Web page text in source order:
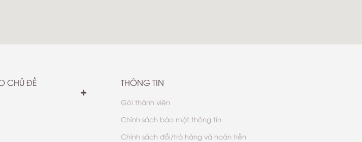
CHỦ ĐỀ THÔNG TIN
Gói thành viên
Chính sách bảo mật thông tin
Chính sách đổi/trả hàng và hoàn tiền